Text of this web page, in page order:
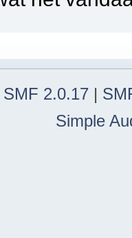
SMF 2.0.17 |
Simple